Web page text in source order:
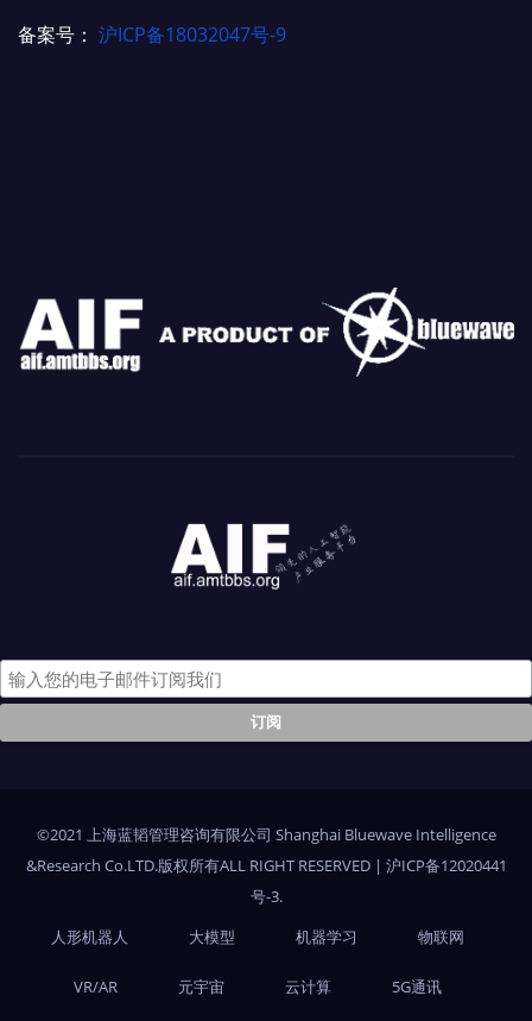
备案号： 沪ICP备18032047号-9
©2021 上海蓝韬管理咨询有限公司 Shanghai Bluewave Intelligence
&Research Co.LTD.版权所有ALL RIGHT RESERVED | 沪ICP备12020441
号-3.
人形机器人
大模型 机器学习 物联网
VR/AR 元宇宙 云计算 5G通讯